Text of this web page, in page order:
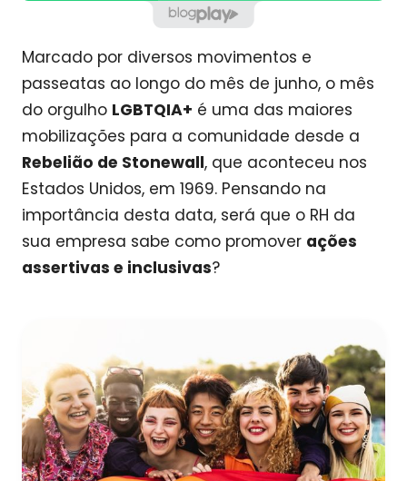
Marcado por diversos movimentos e
passeatas ao longo do mês de junho, o mês
do orgulho LGBTQIA+ é uma das maiores
mobilizações para a comunidade desde a
Rebelião de Stonewall, que aconteceu nos
Estados Unidos, em 1969. Pensando na
importância desta data, será que o RH da
sua empresa sabe como promover ações
assertivas e inclusivas?